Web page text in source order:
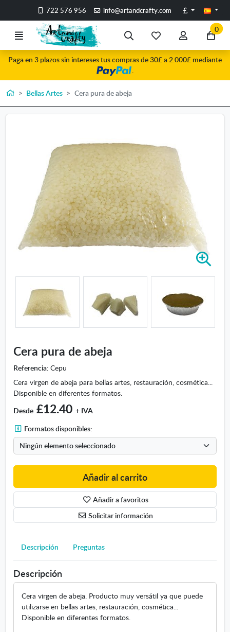
Ir al contenido principal de la página
722 576 956 info@artandcrafty.com Libras
Menú Búsqueda
artículos
favoritos
cuenta
Ir
a
mi
0
Paga en 3 plazos sin intereses tus compras de 30£ a 2.000£ mediante
InicioBellas Artes Cera pura de abeja
p
n
a
p
d
e
a
Cera pura de abeja
Referencia:Cepu
Cera virgen de abeja para bellas artes, restauración, cosmética...
Disponible en diferentes formatos.
Desde £12.40 + IVA
F
o
r
o
i
p
i
l
e
s
Formatos disponibles:
Añadir al carrito
Añadir a favoritos
Solicitar información
Descripción Preguntas
Descripción
Cera virgen de abeja. Producto muy versátil ya que puede
utilizarse en bellas artes, restauración, cosmética...
Disponible en diferentes formatos.